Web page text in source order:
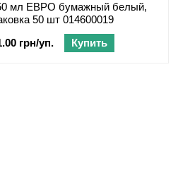
мл ЕВРО бумажный белый,
50 шт 014600019
грн/уп.
Купить